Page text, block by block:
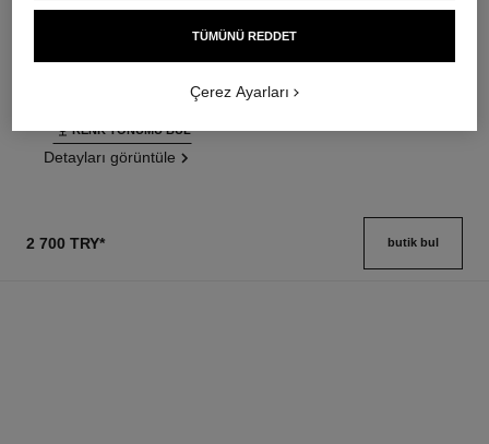
Ultrawear – All-day Comfort –
Flawless Finish Foundation
35 seçeneği ton
RENK TONUMU BUL
Detayları görüntüle
Doğal Bi̇ti̇şli̇ Toz Pudra.
Seyahat Dostu Tasarim
10 seçeneği ton
2 700 TRY* butik bul
TÜMÜNÜ REDDET
Çerez Ayarları